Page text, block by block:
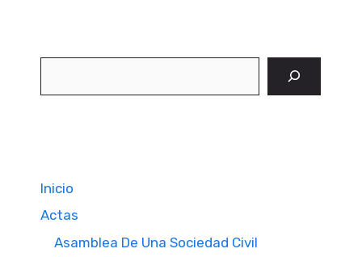
Inicio
Actas
Asamblea De Una Sociedad Civil